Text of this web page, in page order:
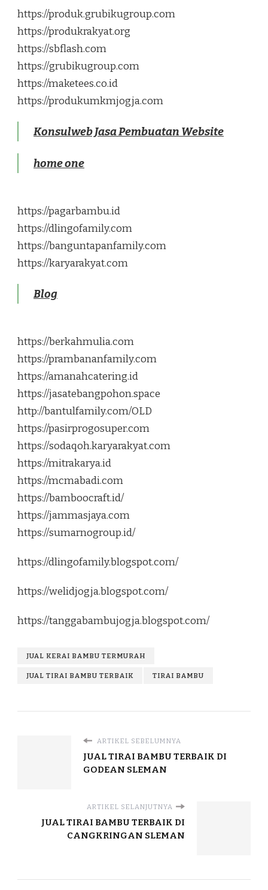
https://produk.grubikugroup.com
https://produkrakyat.org
https://sbflash.com
https://grubikugroup.com
https://maketees.co.id
https://produkumkmjogja.com
Konsulweb Jasa Pembuatan Website
home one
https://pagarbambu.id
https://dlingofamily.com
https://banguntapanfamily.com
https://karyarakyat.com
Blog
https://berkahmulia.com
https://prambananfamily.com
https://amanahcatering.id
https://jasatebangpohon.space
http://bantulfamily.com/OLD
https://pasirprogosuper.com
https://sodaqoh.karyarakyat.com
https://mitrakarya.id
https://mcmabadi.com
https://bamboocraft.id/
https://jammasjaya.com
https://sumarnogroup.id/
https://dlingofamily.blogspot.com/
https://welidjogja.blogspot.com/
https://tanggabambujogja.blogspot.com/
JUAL KERAI BAMBU TERMURAH
JUAL TIRAI BAMBU TERBAIK TIRAI BAMBU
ARTIKEL SEBELUMNYA
JUAL TIRAI BAMBU TERBAIK DI
GODEAN SLEMAN
ARTIKEL SELANJUTNYA
JUAL TIRAI BAMBU TERBAIK DI
CANGKRINGAN SLEMAN